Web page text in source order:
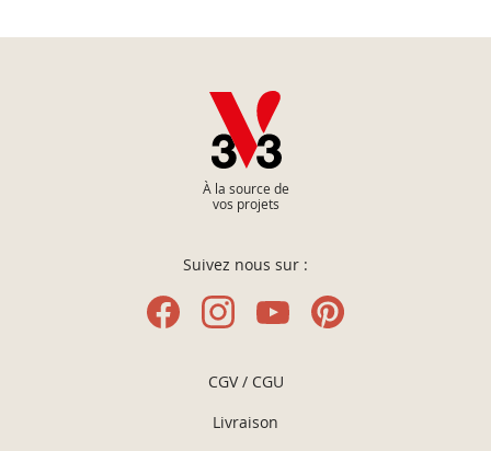
À la source de
vos projets
Suivez nous sur :
CGV / CGU
Livraison